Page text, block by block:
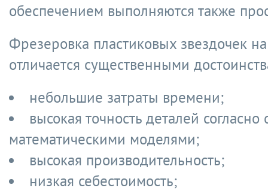
обеспечением выполняются также
Фрезеровка пластиковых звездочек
отличается существенными
небольшие затраты времени;
высокая точность деталей согласно
математическими моделями;
высокая производительность;
низкая себестоимость;